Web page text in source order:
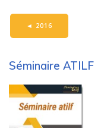
◄ 2016
Séminaire ATILF